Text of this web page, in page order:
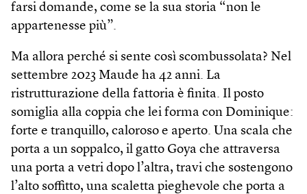
farsi domande, come se la sua storia “non le
appartenesse più”.
Ma allora perché si sente così scombussolata? Nel
settembre 2023 Maude ha 42 anni. La
ristrutturazione della fattoria è finita. Il posto
somiglia alla coppia che lei forma con Dominique:
forte e tranquillo, caloroso e aperto. Una scala che
porta a un soppalco, il gatto Goya che attraversa
una porta a vetri dopo l’altra, travi che sostengono
l’alto soffitto, una scaletta pieghevole che porta a